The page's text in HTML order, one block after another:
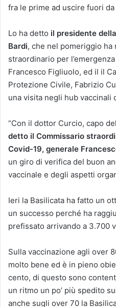
fra le prime ad uscire fuori da
Lo ha detto il presidente
Bardi, che nel pomeriggio
straordinario per
Francesco Figliuolo, ed il il
Protezione Civile, Fabrizio
una visita negli hub vaccinali
“Con il dottor Curcio, capo
detto il Commissario
Covid-19, generale
un giro di verifica del buon
vaccinale e degli aspetti
Ieri la Basilicata ha fatto un
un successo perché ha
prefissato arrivando a 3.700
Sulla vaccinazione agli over
molto bene ed è in pieno
cento, di questo sono
un ritmo un po’ più spedito
anche sugli over 70 la